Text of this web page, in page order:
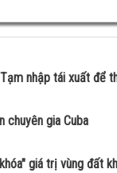
nhập tái xuất để
chuyên gia Cuba
giá trị vùng đất